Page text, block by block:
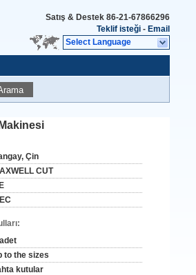
Satış & Destek 86-21-67866296
Teklif isteği - Email
Select Language
Çin
CUT
to the sizes
kutular